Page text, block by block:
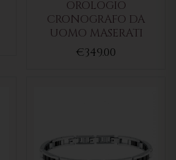
OROLOGIO
CRONOGRAFO DA
UOMO MASERATI
€349.00